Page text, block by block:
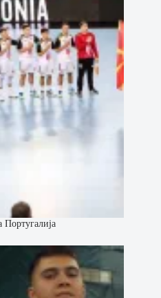
Португалија